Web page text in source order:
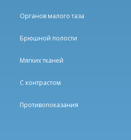
Органов малого таза
Брюшной полости
Мягких тканей
С контрастом
Противопоказания